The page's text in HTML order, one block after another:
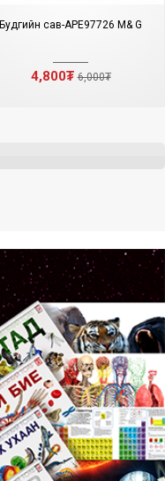
Будгийн сав-APE97726 M& G
4,800₮6,000₮